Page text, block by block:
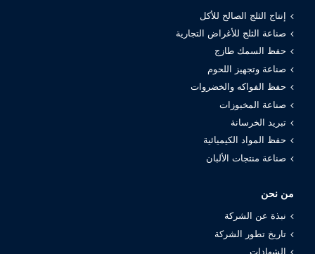
إنتاج الثلج الصالح للأكل
صناعة الثلج للأغراض التجارية
حفظ السمك طازج
صناعة وتجهيز اللحوم
حفظ الفواكه والخضروات
صناعة المخبوزات
تبريد الخرسانة
حفظ المواد الكيميائية
صناعة منتجات الألبان
من نحن
نبذة عن الشركة
تاريخ تطور الشركة
الشهادات